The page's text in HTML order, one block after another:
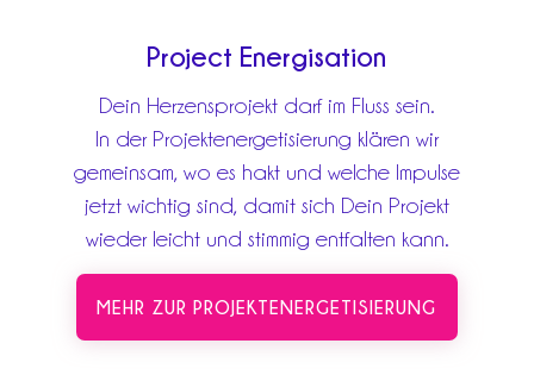
Project Energisation
Dein Herzensprojekt darf im Fluss sein.
In der Projektenergetisierung klären wir
gemeinsam, wo es hakt und welche Impulse
jetzt wichtig sind, damit sich Dein Projekt
wieder leicht und stimmig entfalten kann.
MEHR ZUR PROJEKTENERGETISIERUNG